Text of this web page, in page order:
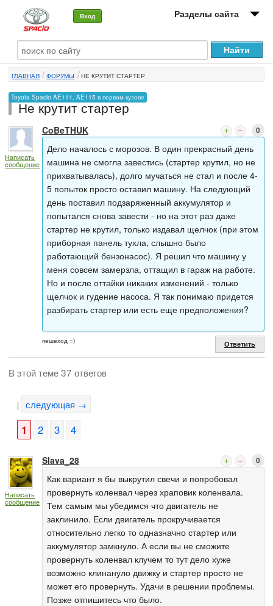
Вход Разделы сайта
О машине
Автоклуб
Форумы
Сервисы и услуги
Новости
ГЛАВНАЯ ФОРУМЫ НЕ КРУТИТ СТАРТЕР
Toyota Spacio AE111, AE115 в первом кузове
Не крутит стартер
Написать
сообщение
CoBeTHUK 0
Дело началось с морозов. В один прекрасный день
машина не смогла завестись (стартер крутил, но не
прихватывалась), долго мучаться не стал и после 4-
5 попыток просто оставил машину. На следующий
день поставил подзаряженный аккумулятор и
попытался снова завести - но на этот раз даже
стартер не крутил, только издавал щелчок (при этом
приборная панель тухла, слышно было
работающий бензонасос). Я решил что машину у
меня совсем замерзла, оттащил в гараж на работе.
Но и после оттайки никаких изменений - только
щелчок и гудение насоса. Я так понимаю придется
разбирать стартер или есть еще предположения?
пешеход =) Ответить
В этой теме 37 ответов
| следующая →
1 2 3 4
Написать
сообщение
Slava_28 0
Как вариант я бы выкрутил свечи и попробовал
провернуть коленвал через храповик коленвала.
Тем самым мы убедимся что двигатель не
заклинило. Если двигатель прокручивается
относительно легко то одназначно стартер или
аккумулятор замкнуло. А если вы не сможите
провернуть коленвал клучем то тут дело хуже
возможно клинануло движку и стартер просто не
может его провернуть. Удачи в решении проблемы.
Позже отпишитесь что было.